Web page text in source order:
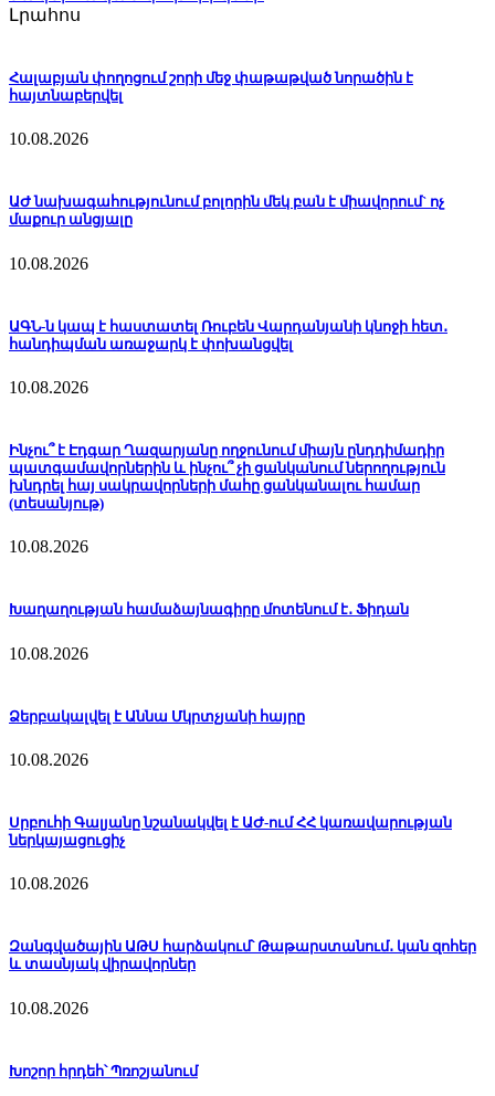
Լրահոս
Հալաբյան փողոցում շորի մեջ փաթաթված նորածին է
հայտնաբերվել
10.08.2026
ԱԺ նախագահությունում բոլորին մեկ բան է միավորում` ոչ
մաքուր անցյալը
10.08.2026
ԱԳՆ-ն կապ է հաստատել Ռուբեն Վարդանյանի կնոջի հետ․
հանդիպման առաջարկ է փոխանցվել
10.08.2026
Ինչու՞ է Էդգար Ղազարյանը ողջունում միայն ընդդիմադիր
պատգամավորներին և ինչու՞ չի ցանկանում ներողություն
խնդրել հայ սակրավորների մահը ցանկանալու համար
(տեսանյութ)
10.08.2026
Խաղաղության համաձայնագիրը մոտենում է․ Ֆիդան
10.08.2026
Ձերբակալվել է Աննա Մկրտչյանի հայրը
10.08.2026
Սրբուհի Գալյանը նշանակվել է ԱԺ-ում ՀՀ կառավարության
ներկայացուցիչ
10.08.2026
Զանգվածային ԱԹՍ հարձակում՝ Թաթարստանում․ կան զոհեր
և տասնյակ վիրավորներ
10.08.2026
Խոշոր հրդեհ՝ Պռոշյանում